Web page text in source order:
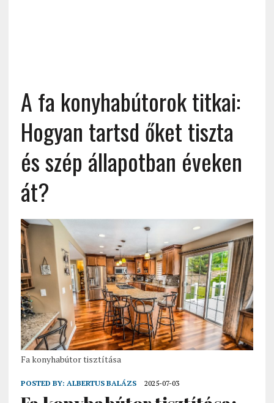
A fa konyhabútorok titkai:
Hogyan tartsd őket tiszta
és szép állapotban éveken
át?
Fa konyhabútor tisztítása
POSTED BY: ALBERTUS BALÁZS 2025-07-03